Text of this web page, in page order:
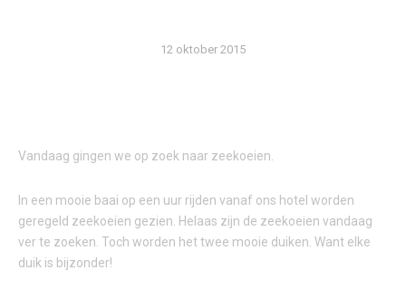
12 oktober 2015
Vandaag gingen we op zoek naar zeekoeien.
In een mooie baai op een uur rijden vanaf ons hotel worden
geregeld zeekoeien gezien. Helaas zijn de zeekoeien vandaag
ver te zoeken. Toch worden het twee mooie duiken. Want elke
duik is bijzonder!